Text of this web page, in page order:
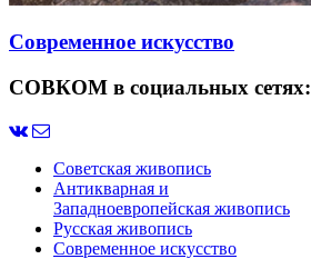
Современное искусство
СОВКОМ в социальных сетях:
Советская живопись
Антикварная и
Западноевропейская живопись
Русская живопись
Современное искусство